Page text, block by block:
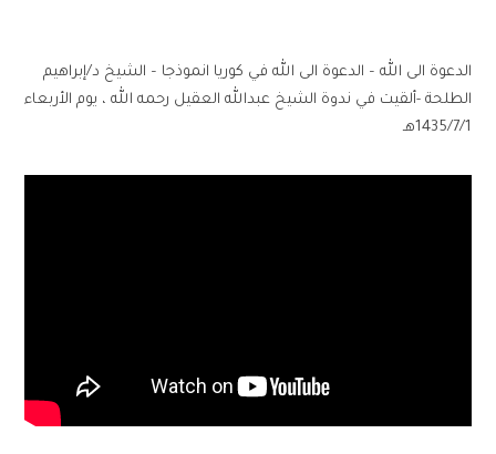
الدعوة الى الله – الدعوة الى الله في كوريا انموذجا – الشيخ د/إبراهيم
الطلحة -ألقيت في ندوة الشيخ عبدالله العقيل رحمه الله ، يوم الأربعاء
1435/7/1هـ